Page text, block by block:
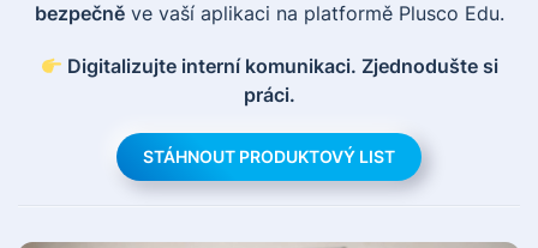
bezpečněve vaší aplikaci na platformě Plusco Edu.
Digitalizujte interní komunikaci. Zjednodušte si
práci.
STÁHNOUT PRODUKTOVÝ LIST